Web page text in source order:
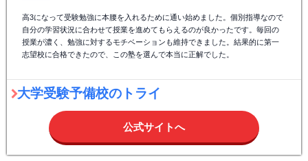
高3になって受験勉強に本腰を入れるために通い始めました。個別指導なので
自分の学習状況に合わせて授業を進めてもらえるのが良かったです。毎回の
授業が濃く、勉強に対するモチベーションも維持できました。結果的に第一
志望校に合格できたので、この塾を選んで本当に正解でした。
大学受験予備校のトライ
公式サイトへ